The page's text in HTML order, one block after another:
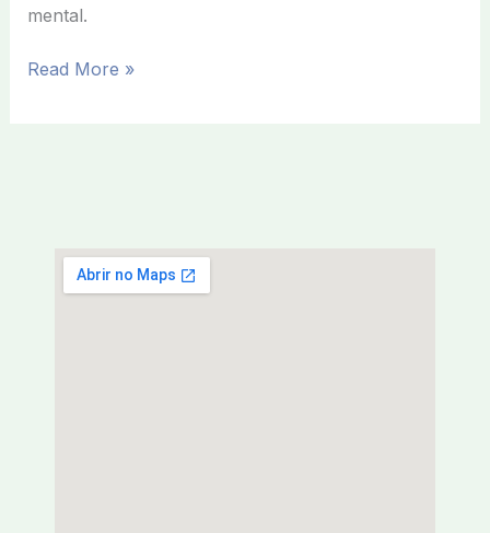
mental.
Read More »